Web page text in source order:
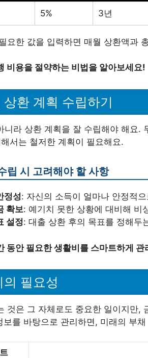
5% 3년
요한 값을 입력하면 매월 상환액과
비용을 절약하는 비법을 알아보세요!
상환 계획 수립하기
니라 상환 계획을 잘 수립해야 해요.
서는 철저한 계획이 필요해요.
립 시 고려해야 할 사항
정성: 자신의 소득이 얼마나 안정적
확보: 예기치 못한 상황에 대비해 비
설정: 대출 상환 후의 목표를 정해두
동안 필요한 생활비를 스마트하게
필요성
것은 그 자체로도 중요한 일이지만,
보를 바탕으로 관리하면, 미래의 부